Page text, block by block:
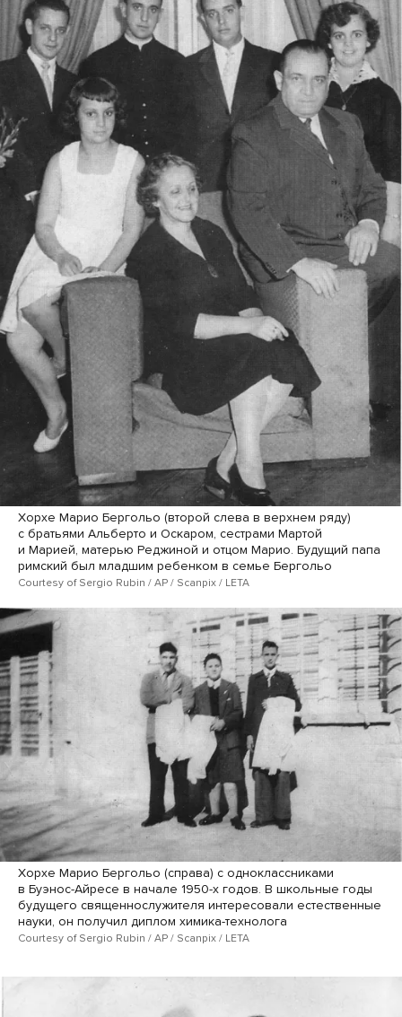
Хорхе Марио Бергольо (второй слева в верхнем ряду)
с братьями Альберто и Оскаром, сестрами Мартой
и Марией, матерью Реджиной и отцом Марио. Будущий папа
римский был младшим ребенком в семье Бергольо
Courtesy of Sergio Rubin / AP / Scanpix / LETA
Хорхе Марио Бергольо (справа) с одноклассниками
в Буэнос-Айресе в начале 1950-х годов. В школьные годы
будущего священнослужителя интересовали естественные
науки, он получил диплом химика-технолога
Courtesy of Sergio Rubin / AP / Scanpix / LETA